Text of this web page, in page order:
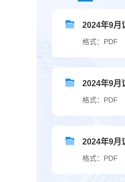
2024年9月
格式：PDF
2024年9月
格式：PDF
2024年9月
格式：PDF